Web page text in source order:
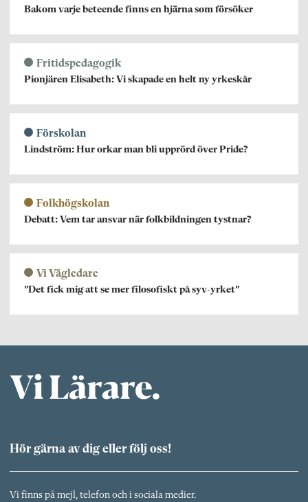
Bakom varje beteende finns en hjärna som försöker
Fritidspedagogik
Pionjären Elisabeth: Vi skapade en helt ny yrkeskår
Förskolan
Lindström: Hur orkar man bli upprörd över Pride?
Folkhögskolan
Debatt: Vem tar ansvar när folkbildningen tystnar?
Vi Vägledare
”Det fick mig att se mer filosofiskt på syv-yrket”
Hör gärna av dig eller följ oss!
Vi finns på mejl, telefon och i sociala medier.